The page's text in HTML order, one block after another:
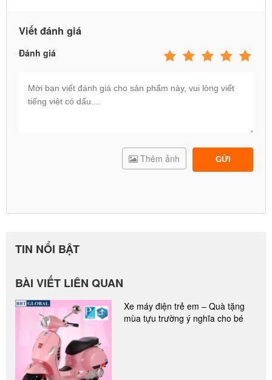
Viết đánh giá
Đánh giá
GỬI
Thêm ảnh
TIN NỔI BẬT
BÀI VIẾT LIÊN QUAN
Xe máy điện trẻ em – Quà tặng
mùa tựu trường ý nghĩa cho bé